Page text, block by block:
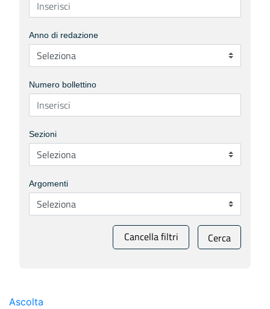
Anno di redazione
Numero bollettino
Sezioni
Argomenti
Cancella filtri Cerca
Ascolta